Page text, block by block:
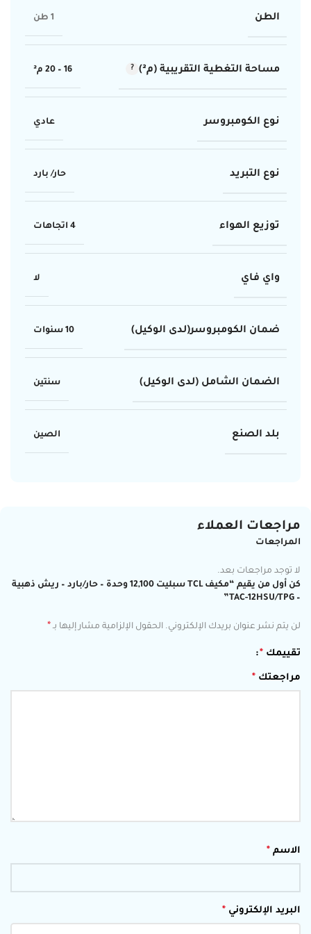
الطن 1 طن
مساحة التغطية التقريبية (م²) 16 – 20 م²
نوع الكومبروسر عادي
نوع التبريد حار/ بارد
توزيع الهواء 4 اتجاهات
واي فاي لا
ضمان الكومبروسر(لدى الوكيل) 10 سنوات
الضمان الشامل (لدى الوكيل) سنتين
بلد الصنع الصين
مراجعات العملاء
المراجعات
لا توجد مراجعات بعد.
كن أول من يقيم “مكيف TCL سبليت 12,100 وحدة – حار/بارد – ريش ذهبية
– TAC-12HSU/TPG”
لن يتم نشر عنوان بريدك الإلكتروني. الحقول الإلزامية مشار إليها بـ *
تقييمك *
مراجعتك *
الاسم *
البريد الإلكتروني *